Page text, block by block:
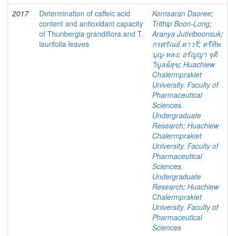
2017
Determination of caffeic acid
content and antioxidant capacity
of Thunbergia grandiflora and T.
laurifolia leaves
Kornsaran Daoree;
Trithip Boon-Long;
Aranya Jutiviboonsuk;
กรศรัณย์ ดาวรี่; ตรีทิพ
บุญ-หลง; อรัญญา จุติ
วิบูลย์สุข; Huachiew
Chalermprakiet
University. Faculty of
Pharmaceutical
Sciences.
Undergraduate
Research; Huachiew
Chalermprakiet
University. Faculty of
Pharmaceutical
Sciences.
Undergraduate
Research; Huachiew
Chalermprakiet
University. Faculty of
Pharmaceutical
Sciences